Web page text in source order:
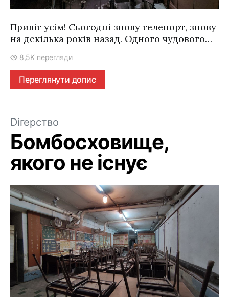
Привіт усім! Сьогодні знову телепорт, знову
на декілька років назад. Одного чудового…
8,5K перегляди
Переглянути допис
Dігерство
Бомбосховище,
якого не існує